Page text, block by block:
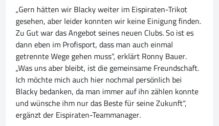
„Gern hätten wir Blacky weiter im Eispiraten-Trikot
gesehen, aber leider konnten wir keine Einigung finden.
Zu Gut war das Angebot seines neuen Clubs. So ist es
dann eben im Profisport, dass man auch einmal
getrennte Wege gehen muss“, erklärt Ronny Bauer.
„Was uns aber bleibt, ist die gemeinsame Freundschaft.
Ich möchte mich auch hier nochmal persönlich bei
Blacky bedanken, da man immer auf ihn zählen konnte
und wünsche ihm nur das Beste für seine Zukunft“,
ergänzt der Eispiraten-Teammanager.